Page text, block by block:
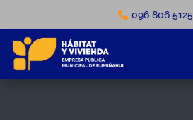
096 806 5125